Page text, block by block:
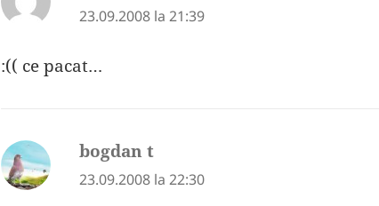
23.09.2008 la 21:39
:(( ce pacat…
bogdan t
23.09.2008 la 22:30